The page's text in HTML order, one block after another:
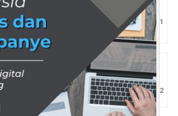
di Masa Datang
Tips 27 Jul 2024 | 1
Visual Menjual: Trik Desain Feed yang Bikin
Akun Bisnis Makin Profesional
Tips 21 Apr 2025 | 622